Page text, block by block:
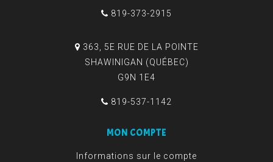
819-373-2915
363, 5E RUE DE LA POINTE
SHAWINIGAN (QUÉBEC)
G9N 1E4
819-537-1142
MON COMPTE
Informations sur le compte